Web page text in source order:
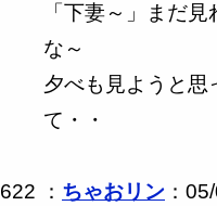
「下妻～」まだ
な～
夕べも見ようと思
て・・
622 ： ちゃおリン ：